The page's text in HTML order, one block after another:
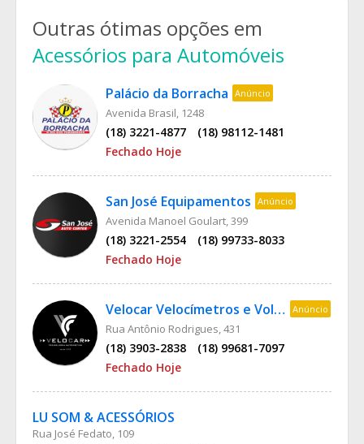
Outras ótimas opções em
Acessórios para Automóveis
Palácio da Borracha Anúncio
Avenida Brasil, 1248
(18) 3221-4877
(18) 98112-1481
Fechado Hoje
San José Equipamentos Anúncio
Avenida Manoel Goulart, 399
(18) 3221-2554
(18) 99733-8033
Fechado Hoje
Velocar Velocímetros e Volantes Anúncio
Rua Antônio Rodrigues, 431
(18) 3903-2838
(18) 99681-7097
Fechado Hoje
LU SOM & ACESSÓRIOS
Rua José Fedato, 109